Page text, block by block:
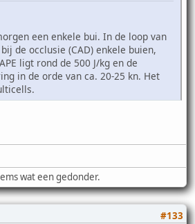
een enkele bui. In de loop van
de occlusie (CAD) enkele buien,
ligt rond de 500 J/kg en de
in de orde van ca. 20-25 kn. Het
wat een gedonder.
#133